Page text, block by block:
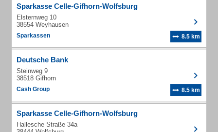
Sparkasse Celle-Gifhorn-Wolfsburg
Elsternweg 10
38554 Weyhausen
Sparkassen 8.5 km
Deutsche Bank
Steinweg 9
38518 Gifhorn
Cash Group 8.5 km
Sparkasse Celle-Gifhorn-Wolfsburg
Hallesche Straße 34a